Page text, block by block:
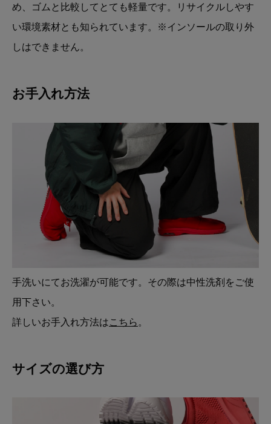
め、ゴムと比較してとても軽量です。リサイクルしやす
い環境素材とも知られています。※インソールの取り外
しはできません。
お手入れ方法
手洗いにてお洗濯が可能です。その際は中性洗剤をご使
用下さい。
詳しいお手入れ方法はこちら 。
サイズの選び方